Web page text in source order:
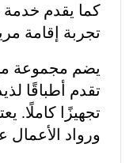
كما يقدم خدمة
تجربة إقامة
يضم مجموعة
تقدم أطباقًا
تجهيزًا كاملًا.
ورواد